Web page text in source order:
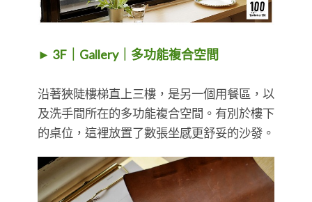
► 3F｜Gallery｜多功能複合空間
沿著狹陡樓梯直上三樓，是另一個用餐區，以
及洗手間所在的多功能複合空間。有別於樓下
的桌位，這裡放置了數張坐感更舒妥的沙發。